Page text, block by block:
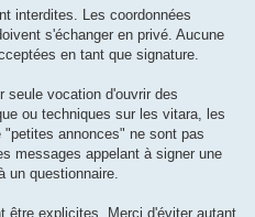
interdites. Les coordonnées
s'échanger en privé. Aucune
en tant que signature.
seule vocation d'ouvrir des
ou techniques sur les vitara, les
annonces" ne sont pas
messages appelant à signer une
un questionnaire.
être explicites. Merci d'éviter autant